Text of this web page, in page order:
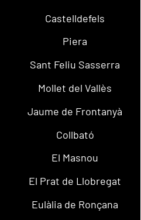
Castelldefels
Piera
Sant Feliu Sasserra
Mollet del Vallès
Jaume de Frontanyà
Collbató
El Masnou
El Prat de Llobregat
Eulàlia de Ronçana